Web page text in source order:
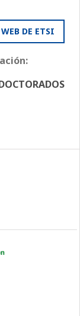
DE ETSI